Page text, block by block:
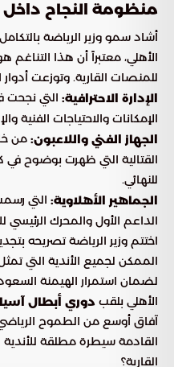
منظومة النجاح داخل
أشاد سمو وزير الرياضة
الأهلي، معتبراً أن هذا التناغم
للمنصات القارية. وتوزعت
الإدارة الاحترافية: التي نجحت
الإمكانات والاحتياجات الفنية
الجهاز الفني واللاعبون: من
القتالية التي ظهرت بوضوح في
للنهائي.
الجماهير الأهلاوية: التي
الداعم الأول والمحرك الرئيسي
اختتم وزير الرياضة تصريحه
الممكن لجميع الأندية التي
لضمان استمرار الهيمنة
الأهلي بلقب دوري أبطال آسيا
آفاق أوسع من الطموح
القادمة سيطرة مطلقة للأندية
القارية؟